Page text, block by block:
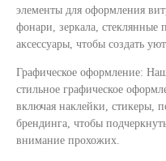
элементы для оформления
фонари, зеркала, стеклянные
аксессуары, чтобы создать
Графическое оформление:
стильное графическое
включая наклейки, стикеры,
брендинга, чтобы
внимание прохожих.